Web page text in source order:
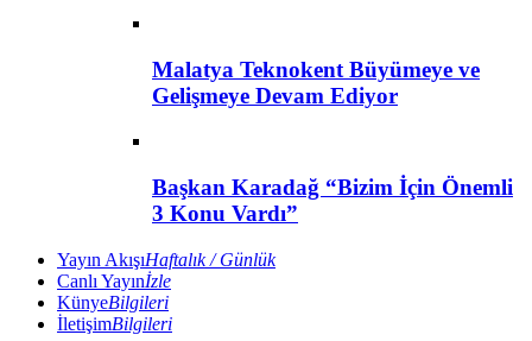
Malatya Teknokent Büyümeye ve
Gelişmeye Devam Ediyor
Başkan Karadağ “Bizim İçin Önemli
3 Konu Vardı”
Yayın AkışıHaftalık / Günlük
Canlı Yayınİzle
KünyeBilgileri
İletişimBilgileri